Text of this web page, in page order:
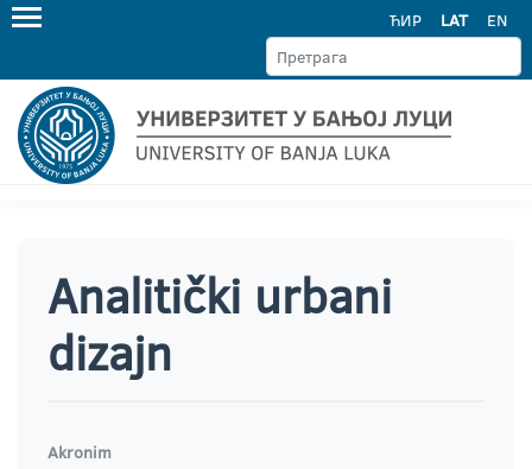
ЋИР LAT EN
Analitički urbani
dizajn
Akronim